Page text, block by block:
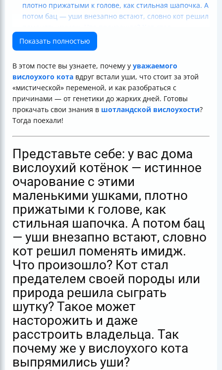
плотно прижатыми к голове, как стильная шапочка. А
потом бац — уши внезапно встают, словно кот решил
предателем своей породы или природа решила
сыграть шутку? Такое может насторожить и даже
кота выпрямились уши?
Уши — живой организм, а не картонные наклейки
Генетика рулит миром ушек
Когда уши встают надолго
Еще несколько «магических» причин вставания ушей
Питание и кальций: разбираемся с мифами
Что делать, если у вашего котенка уже встали ушки?
Советы от заводчиков и любителей
Итоги
Показать полностью
В этом посте вы узнаете, почему у уважаемого
вислоухого кота вдруг встали уши, что стоит за этой
«мистической» переменой, и как разобраться с
причинами — от генетики до жарких дней. Готовы
прокачать свои знания в шотландской вислоухости?
Тогда поехали!
Представьте себе: у вас дома
вислоухий котёнок — истинное
очарование с этими
маленькими ушками, плотно
прижатыми к голове, как
стильная шапочка. А потом бац
— уши внезапно встают, словно
кот решил поменять имидж.
Что произошло? Кот стал
предателем своей породы или
природа решила сыграть
шутку? Такое может
насторожить и даже
расстроить владельца. Так
почему же у вислоухого кота
выпрямились уши?